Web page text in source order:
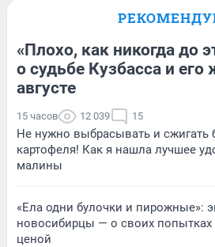
«Плохо, как никогда до
о судьбе Кузбасса и его
августе
15 часов 12 039 15
Не нужно выбрасывать и сжигать
картофеля! Как я нашла лучшее
малины
«Ела одни булочки и пирожные»:
новосибирцы — о своих попытках
ценой